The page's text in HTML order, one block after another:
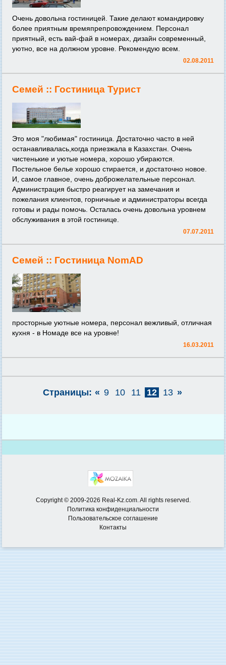
Очень довольна гостиницей. Такие делают командировку
более приятным времяпрепровождением. Персонал
приятный, есть вай-фай в номерах, дизайн современный,
уютно, все на должном уровне. Рекомендую всем.
02.08.2011
Семей :: Гостиница Турист
Это моя "любимая" гостиница. Достаточно часто в ней
останавливалась,когда приезжала в Казахстан. Очень
чистенькие и уютые номера, хорошо убираются.
Постельное белье хорошо стирается, и достаточно новое.
И, самое главное, очень доброжелательные персонал.
Администрация быстро реагирует на замечания и
пожелания клиентов, горничные и администраторы всегда
готовы и рады помочь. Осталась очень довольна уровнем
обслуживания в этой гостинице.
07.07.2011
Семей :: Гостиница NomAD
просторные уютные номера, персонал вежливый, отличная
кухня - в Номаде все на уровне!
16.03.2011
Страницы: « 9 10 11 12 13 »
Copyright © 2009-2026 Real-Kz.com. All rights reserved.
Политика конфиденциальности
Пользовательское соглашение
Контакты